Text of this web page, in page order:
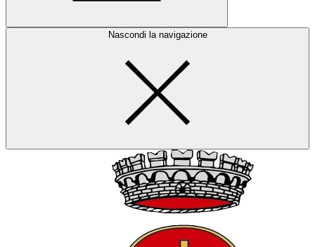
Nascondi la navigazione